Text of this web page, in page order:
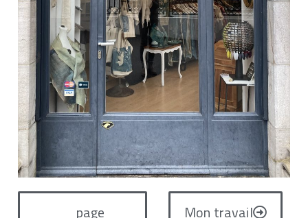
page Mon travail